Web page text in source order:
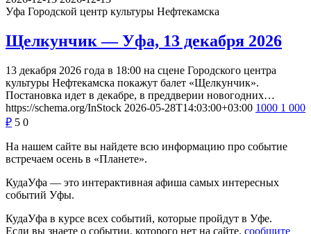
Уфа Городской центр культуры Нефтекамска
Щелкунчик — Уфа, 13 декабря 2026
13 декабря 2026 года в 18:00 на сцене Городского центра
культуры Нефтекамска покажут балет «Щелкунчик».
Постановка идет в декабре, в преддверии новогодних…
https://schema.org/InStock 2026-05-28T14:03:00+03:00 1000 1 000
₽ 5 0
На нашем сайте вы найдете всю информацию про событие
встречаем осень в «Планете».
КудаУфа — это интерактивная афиша самых интересных
событий Уфы.
КудаУфа в курсе всех событий, которые пройдут в Уфе.
Если вы знаете о событии, которого нет на сайте, сообщите